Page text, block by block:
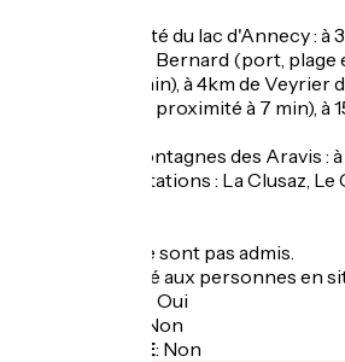
Situé à proximité du lac d'Annecy : à
Menthon Saint Bernard (port,
proximité à 5 min), à 4km de Veyrier
commerces de proximité à 7 min), à
Proche des montagnes des Aravis :
et 25 min des stations : La Clusaz,
Les animaux ne sont pas admis.
Gîte non adapté aux personnes en
Oui
Non
Recharge VAE: Non